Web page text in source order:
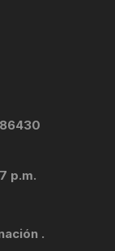
p.m.
.